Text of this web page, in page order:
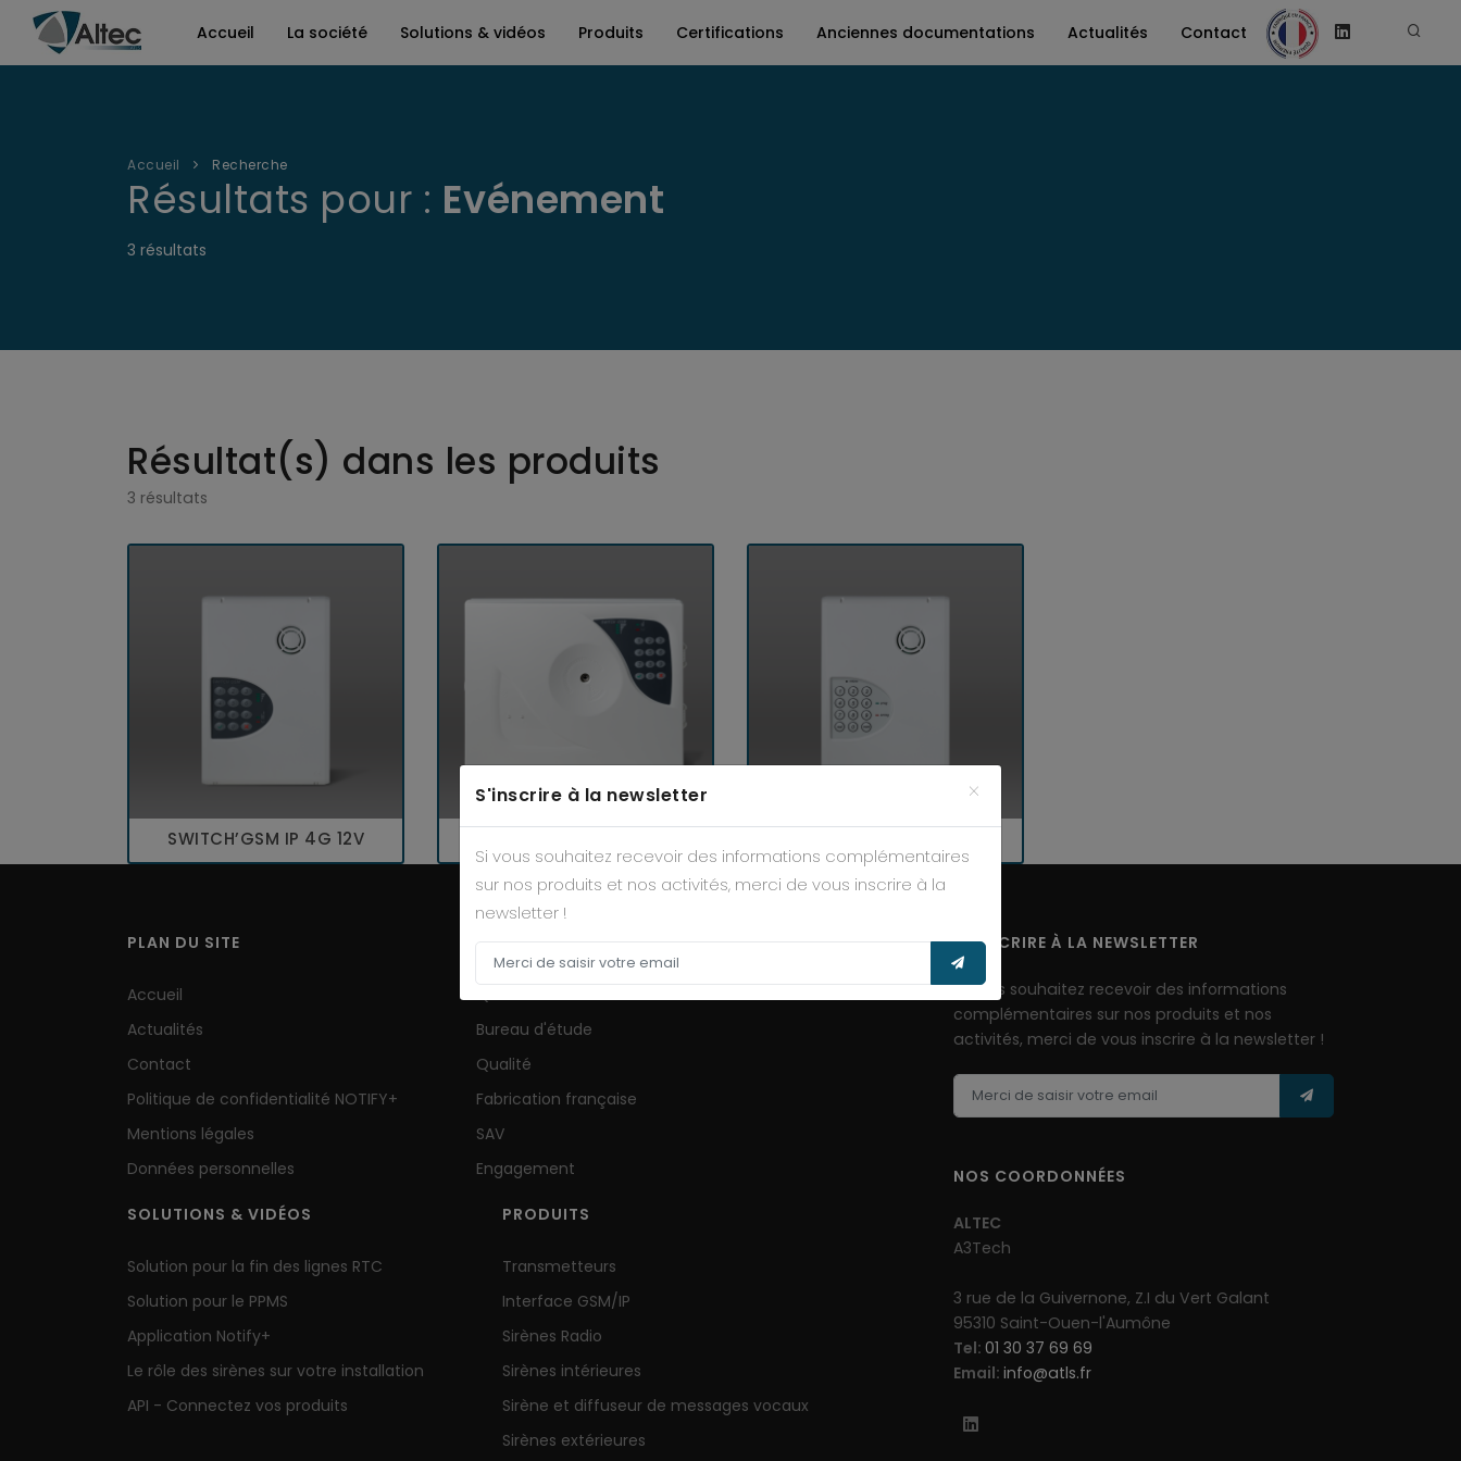
Accueil La société Solutions & vidéos Produits Certifications Anciennes documentations Actualités Contact
Accueil Recherche
Résultats pour : Evénement
3 résultats
Résultat(s) dans les produits
3 résultats
SWITCH’GSM IP 4G 12V
PLAN DU SITE
Accueil
Actualités
Contact
Politique de confidentialité NOTIFY+
Mentions légales
Données personnelles
LA SOCIÉTÉ
Qui sommes-nous ?
Bureau d'étude
Qualité
Fabrication française
SAV
Engagement
SOLUTIONS & VIDÉOS
Solution pour la fin des lignes RTC
Solution pour le PPMS
Application Notify+
Le rôle des sirènes sur votre installation
API - Connectez vos produits
PRODUITS
Transmetteurs
Interface GSM/IP
Sirènes Radio
Sirènes intérieures
Sirène et diffuseur de messages vocaux
Sirènes extérieures
S'INSCRIRE À LA NEWSLETTER
Si vous souhaitez recevoir des informations
complémentaires sur nos produits et nos
activités, merci de vous inscrire à la newsletter !
NOS COORDONNÉES
ALTEC
A3Tech
3 rue de la Guivernone, Z.I du Vert Galant
95310 Saint-Ouen-l'Aumône
Tel: 01 30 37 69 69
Email: info@atls.fr
S'inscrire à la newsletter ×
Si vous souhaitez recevoir des informations complémentaires
sur nos produits et nos activités, merci de vous inscrire à la
newsletter !